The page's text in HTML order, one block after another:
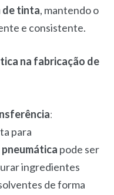
de tinta, mantendo o
e consistente.
na fabricação de
:
para
pneumática pode ser
ingredientes
de forma